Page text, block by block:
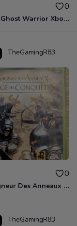
0
Sniper Ghost Warrior Xbox 360
TheGamingR83
0
Le Seigneur Des Anneaux - L'âge Des Conquêtes Xbox 360
TheGamingR83